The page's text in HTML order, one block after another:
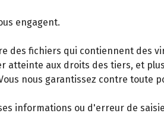
engagent.
des fichiers qui contiennent des
aux droits des tiers, et
nous garantissez contre
informations ou d'erreur de